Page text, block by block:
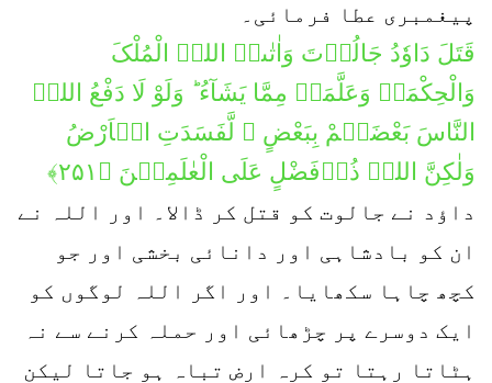
پیغمبری عطا فرمائی۔
قَتَلَ دَاوٗدُ جَالُوۡتَ وَاٰتٰىہُ اللہُ الْمُلْکَ
وَالْحِكْمَۃَ وَعَلَّمَہٗ مِمَّا یَشَآءُ ؕ وَلَوْ لَا دَفْعُ اللہِ
النَّاسَ بَعْضَہُمْ بِبَعْضٍ ۙ لَّفَسَدَتِ الۡاَرْضُ
وَلٰکِنَّ اللہَ ذُوۡفَضْلٍ عَلَی الْعٰلَمِیۡنَ ﴿۲۵۱﴾
داؤد نے جالوت کو قتل کر ڈالا۔ اور اللہ نے
ان کو بادشاہی اور دانائی بخشی اور جو
کچھ چاہا سکھایا۔ اور اگر اللہ لوگوں کو
ایک دوسرے پر چڑھائی اور حملہ کرنے سے نہ
ہٹاتا رہتا تو کرہ ارض تباہ ہو جاتا لیکن